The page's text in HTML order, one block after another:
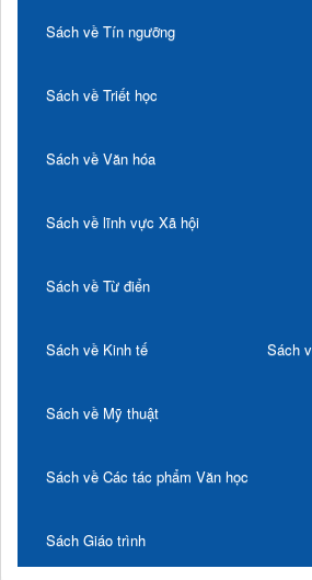
Sách về Tín ngưỡng
Sách về Triết học
Sách về Văn hóa
Sách về lĩnh vực Xã hội
Sách về Từ điển
Sách về Kinh tế Sách
Sách về Mỹ thuật
Sách về Các tác phẩm Văn học
Sách Giáo trình